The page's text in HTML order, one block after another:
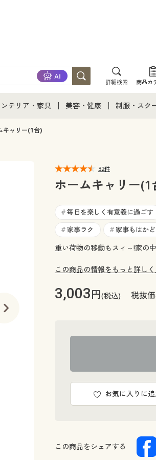
詳細検索 商品カ
カタ
テリア・家具
テリア・家具通販すべて
ド
ラグ・ファブリック
美容・健康 制服・スク
ジュニア・
キャリー(1台)
32件
ホームキャリー(1
# 毎日を楽しく有意義に過ごす
# 家事ラク # 家事もはかど
重い荷物の移動もスィ～!家の
この商品の情報をもっと詳しく
3,003円(税込) 税抜
お気に入りに
この商品をシェアする